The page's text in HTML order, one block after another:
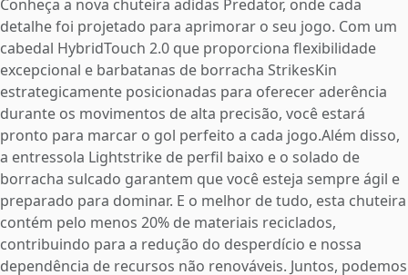
Conheça a nova chuteira adidas Predator, onde cada
detalhe foi projetado para aprimorar o seu jogo. Com um
cabedal HybridTouch 2.0 que proporciona flexibilidade
excepcional e barbatanas de borracha StrikesKin
estrategicamente posicionadas para oferecer aderência
durante os movimentos de alta precisão, você estará
pronto para marcar o gol perfeito a cada jogo.Além disso,
a entressola Lightstrike de perfil baixo e o solado de
borracha sulcado garantem que você esteja sempre ágil e
preparado para dominar. E o melhor de tudo, esta chuteira
contém pelo menos 20% de materiais reciclados,
contribuindo para a redução do desperdício e nossa
dependência de recursos não renováveis. Juntos, podemos